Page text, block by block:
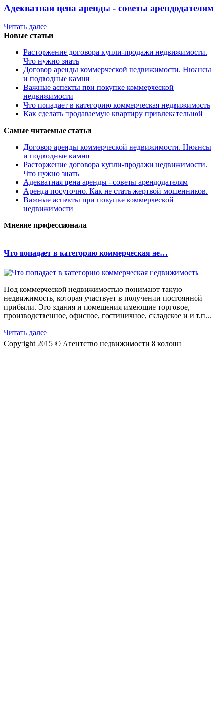
Адекватная цена аренды - советы арендодателям
Читать далее
Новые статьи
Расторжение договора купли-продажи недвижимости.
Что нужно знать
Договор аренды коммерческой недвижимости. Нюансы
и подводные камни
Важные аспекты при покупке коммерческой
недвижимости
Что попадает в категорию коммерческая недвижимость
Как сделать продаваемую квартиру привлекательной
Самые читаемые статьи
Договор аренды коммерческой недвижимости. Нюансы
и подводные камни
Расторжение договора купли-продажи недвижимости.
Что нужно знать
Адекватная цена аренды - советы арендодателям
Аренда посуточно. Как не стать жертвой мошенников.
Важные аспекты при покупке коммерческой
недвижимости
Мнение профессионала
Что попадает в категорию коммерческая не…
Под коммерческой недвижимостью понимают такую
недвижимость, которая участвует в получении постоянной
прибыли. Это здания и помещения имеющие торговое,
производственное, офисное, гостиничное, складское и и т.п...
Читать далее
Copyright 2015 © Агентство недвижимости 8 колонн